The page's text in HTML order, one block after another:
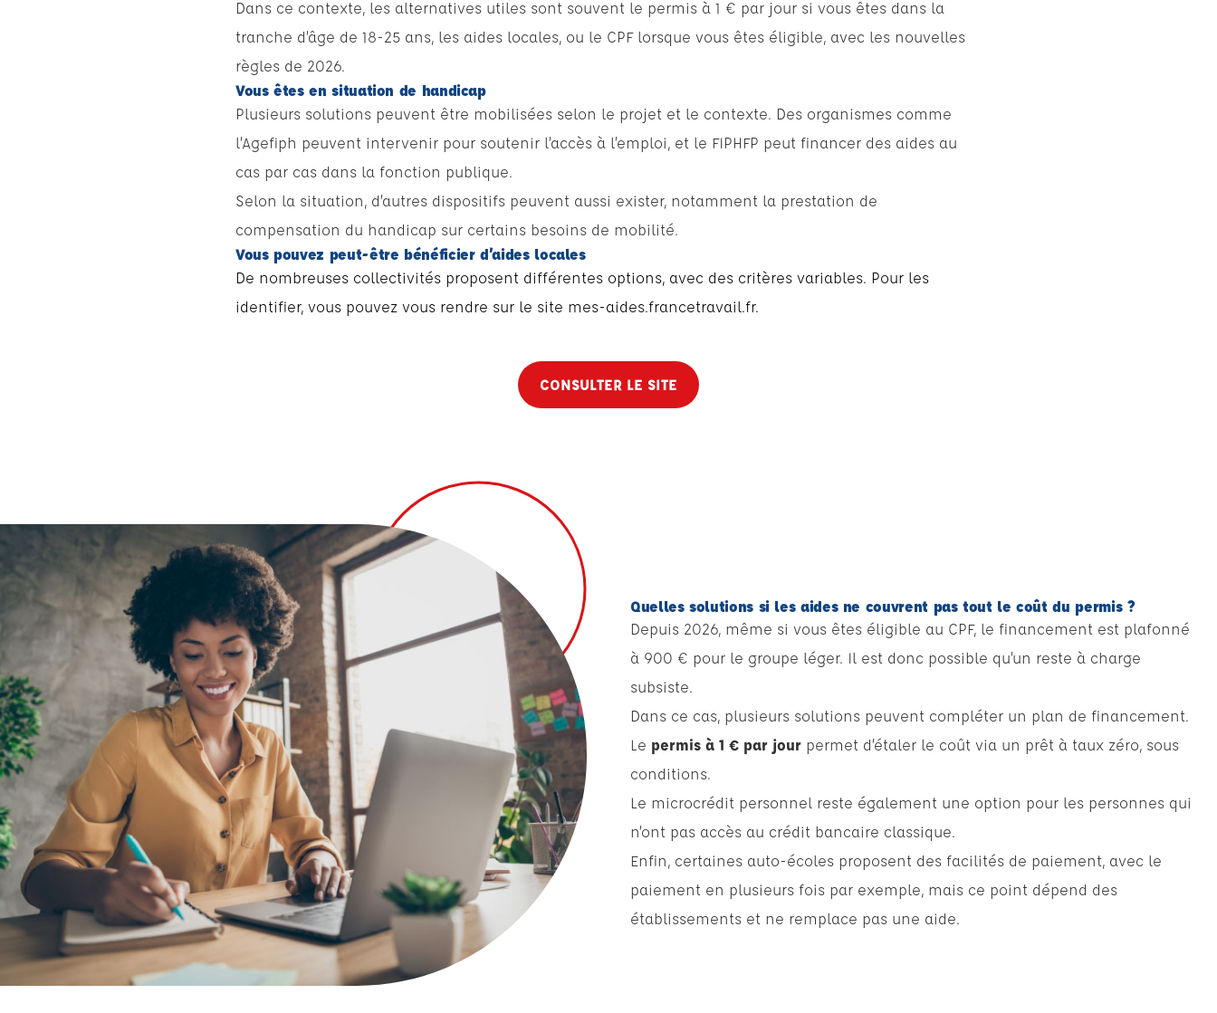
Dans ce contexte, les alternatives utiles sont souvent le permis à 1 € par jour si vous êtes dans la
tranche d’âge de 18-25 ans, les aides locales, ou le CPF lorsque vous êtes éligible, avec les nouvelles
règles de 2026.
Vous êtes en situation de handicap
Plusieurs solutions peuvent être mobilisées selon le projet et le contexte. Des organismes comme
l’Agefiph peuvent intervenir pour soutenir l’accès à l’emploi, et le FIPHFP peut financer des aides au
cas par cas dans la fonction publique.
Selon la situation, d’autres dispositifs peuvent aussi exister, notamment la prestation de
compensation du handicap sur certains besoins de mobilité.
Vous pouvez peut-être bénéficier d’aides locales
De nombreuses collectivités proposent différentes options, avec des critères variables. Pour les
identifier, vous pouvez vous rendre sur le site mes-aides.francetravail.fr.
CONSULTER LE SITE
Quelles solutions si les aides ne couvrent pas tout le coût du permis ?
Depuis 2026, même si vous êtes éligible au CPF, le financement est plafonné
à 900 € pour le groupe léger. Il est donc possible qu’un reste à charge
subsiste.
Dans ce cas, plusieurs solutions peuvent compléter un plan de financement.
Le permis à 1 € par jour permet d’étaler le coût via un prêt à taux zéro, sous
conditions.
Le microcrédit personnel reste également une option pour les personnes qui
n’ont pas accès au crédit bancaire classique.
Enfin, certaines auto-écoles proposent des facilités de paiement, avec le
paiement en plusieurs fois par exemple, mais ce point dépend des
établissements et ne remplace pas une aide.